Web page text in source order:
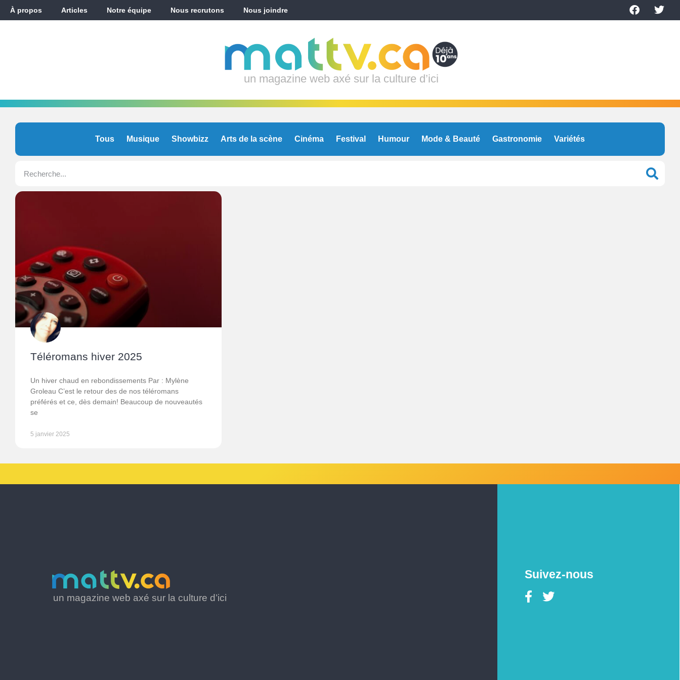
À propos Articles Notre équipe Nous recrutons Nous joindre
un magazine web axé sur la culture d’ici
Tous Musique Showbizz Arts de la scène Cinéma Festival Humour Mode & Beauté Gastronomie Variétés
Téléromans hiver 2025
Un hiver chaud en rebondissements Par : Mylène
Groleau C’est le retour des de nos téléromans
préférés et ce, dès demain! Beaucoup de nouveautés
se
5 janvier 2025
un magazine web axé sur la culture d’ici
Suivez-nous